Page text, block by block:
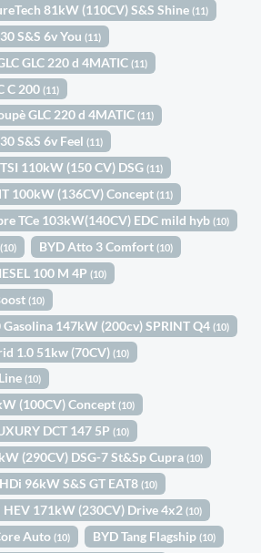
81kW (110CV) S&S Shine(11)
S&S 6v You(11)
GLC 220 d 4MATIC(11)
C 200(11)
GLC 220 d 4MATIC(11)
S&S 6v Feel(11)
110kW (150 CV) DSG(11)
100kW (136CV) Concept(11)
TCe 103kW(140CV) EDC mild hyb(10)
(10) BYD Atto 3 Comfort(10)
100 M 4P(10)
(10)
147kW (200cv) SPRINT Q4(10)
1.0 51kw (70CV)(10)
(10)
(100CV) Concept(10)
DCT 147 5P(10)
(290CV) DSG-7 St&Sp Cupra(10)
96kW S&S GT EAT8(10)
HEV 171kW (230CV) Drive 4x2(10)
Auto(10) BYD Tang Flagship(10)